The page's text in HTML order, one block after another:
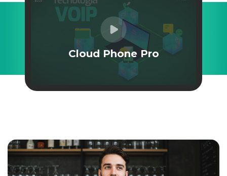
Cloud Phone Pro